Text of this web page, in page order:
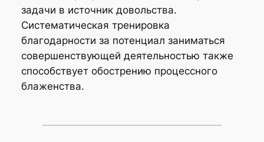
задачи в источник довольства.
Систематическая тренировка
благодарности за потенциал заниматься
совершенствующей деятельностью также
способствует обострению процессного
блаженства.